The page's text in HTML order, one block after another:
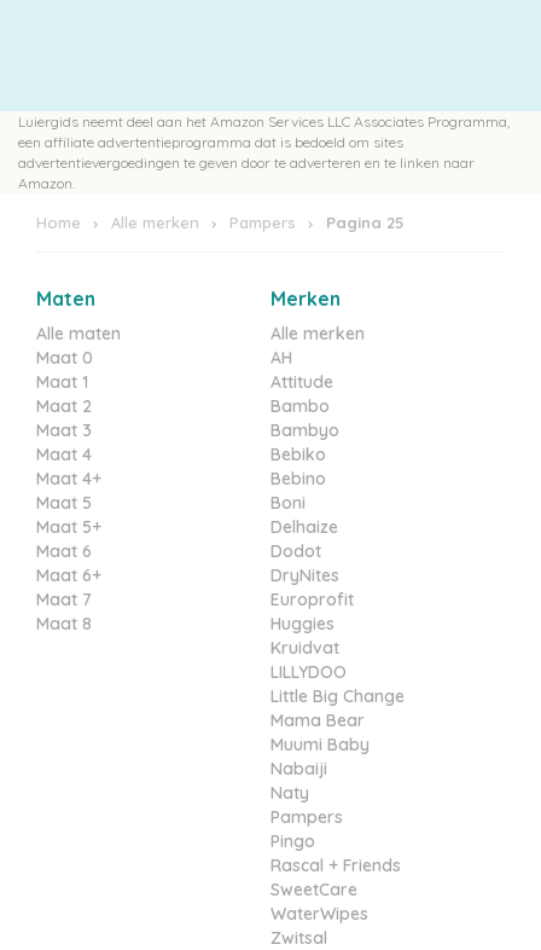
Luiergids neemt deel aan het Amazon Services LLC Associates Programma,
een affiliate advertentieprogramma dat is bedoeld om sites
advertentievergoedingen te geven door te adverteren en te linken naar
Amazon.
Home Alle merken Pampers Pagina 25
Maten
Alle maten
Maat 0
Maat 1
Maat 2
Maat 3
Maat 4
Maat 4+
Maat 5
Maat 5+
Maat 6
Maat 6+
Maat 7
Maat 8
Merken
Alle merken
AH
Attitude
Bambo
Bambyo
Bebiko
Bebino
Boni
Delhaize
Dodot
DryNites
Europrofit
Huggies
Kruidvat
LILLYDOO
Little Big Change
Mama Bear
Muumi Baby
Nabaiji
Naty
Pampers
Pingo
Rascal + Friends
SweetCare
WaterWipes
Zwitsal